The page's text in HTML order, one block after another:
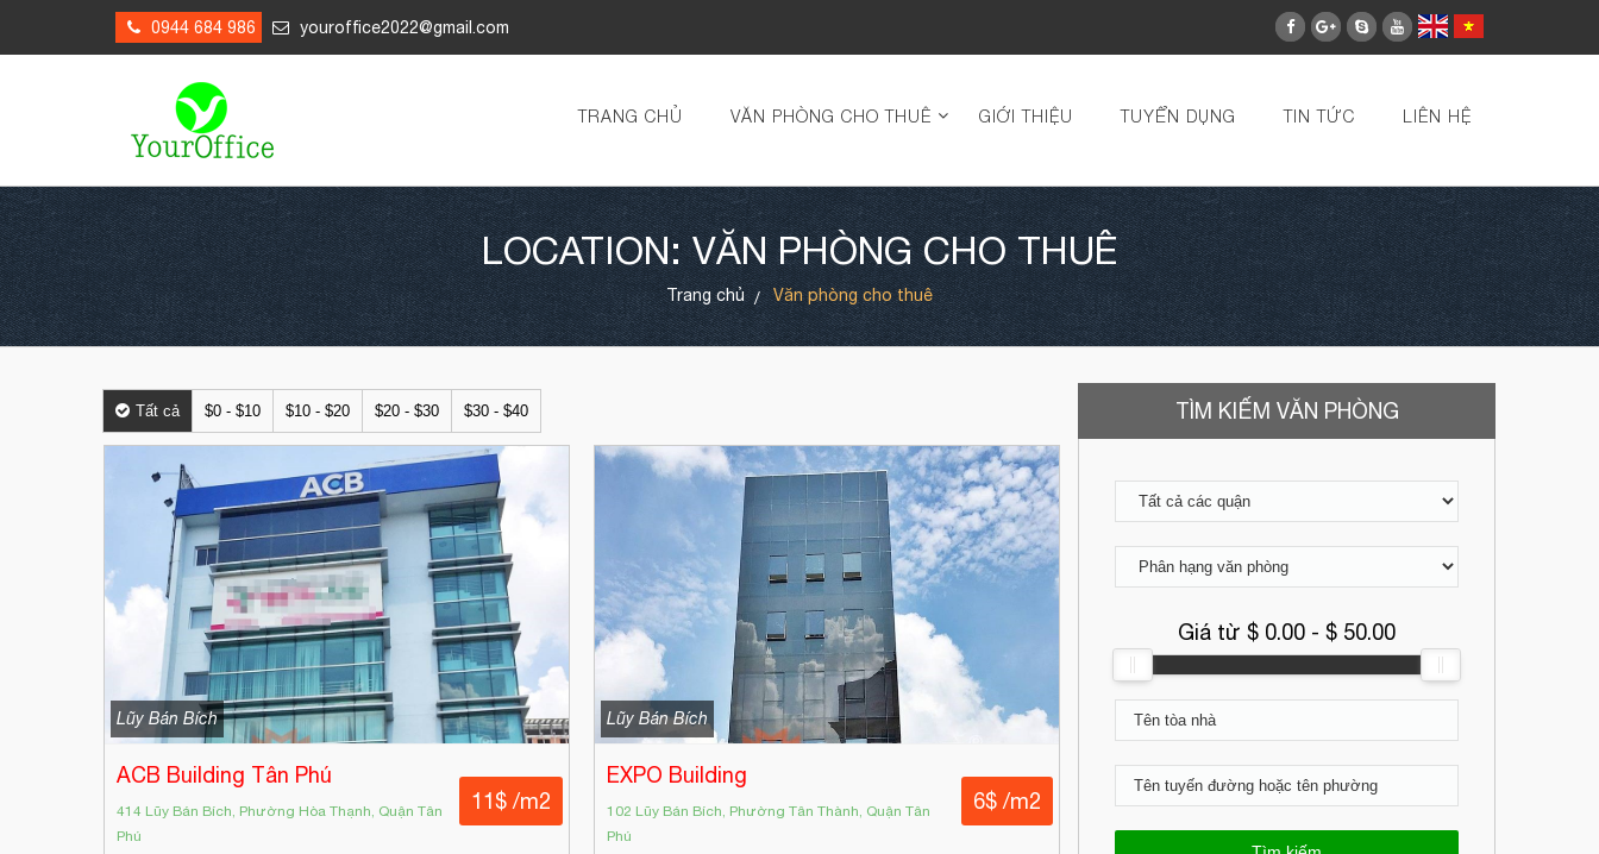
0944 684 986 youroffice2022@gmail.com
TRANG CHỦ VĂN PHÒNG CHO THUÊ GIỚI THIỆU TUYỂN DỤNG TIN TỨC LIÊN HỆ
LOCATION: VĂN PHÒNG CHO THUÊ
Trang chủ Văn phòng cho thuê
TÌM KIẾM VĂN PHÒNG
Giá từ $ 0.00 - $ 50.00
Tất cả $0 - $10 $10 - $20 $20 - $30 $30 - $40
Lũy Bán Bích
ACB Building Tân Phú
414 Lũy Bán Bích, Phường Hòa Thạnh, Quận Tân
Phú
11$ /m2
Lũy Bán Bích
EXPO Building
102 Lũy Bán Bích, Phường Tân Thành, Quận Tân
Phú
6$ /m2